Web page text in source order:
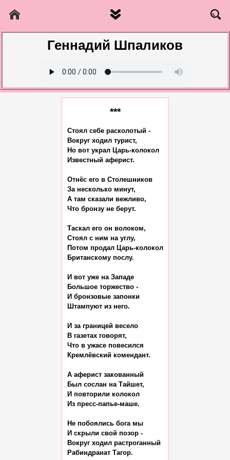
Геннадий Шпаликов
***
Стоял себе расколотый -
Вокруг ходил турист,
Но вот украл Царь-колокол
Известный аферист.
Отнёс его в Столешников
За несколько минут,
А там сказали вежливо,
Что бронзу не берут.
Таскал его он волоком,
Стоял с ним на углу,
Потом продал Царь-колокол
Британскому послу.
И вот уже на Западе
Большое торжество -
И бронзовые запонки
Штампуют из него.
И за границей весело
В газетах говорят,
Что в ужасе повесился
Кремлёвский комендант.
А аферист закованный
Был сослан на Тайшет,
И повторили колокол
Из пресс-папье-маше.
Не побоялись бога мы
И скрыли свой позор -
Вокруг ходил растроганный
Рабиндранат Тагор.